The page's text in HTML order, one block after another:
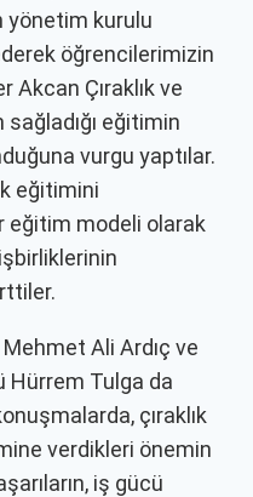
yönetim kurulu
öğrencilerimizin
Çıraklık ve
eğitimin
vurgu yaptılar.
eğitimini
eğitim modeli olarak
Mehmet Ali Ardıç ve
Hürrem Tulga da
çıraklık
verdikleri önemin
iş gücü